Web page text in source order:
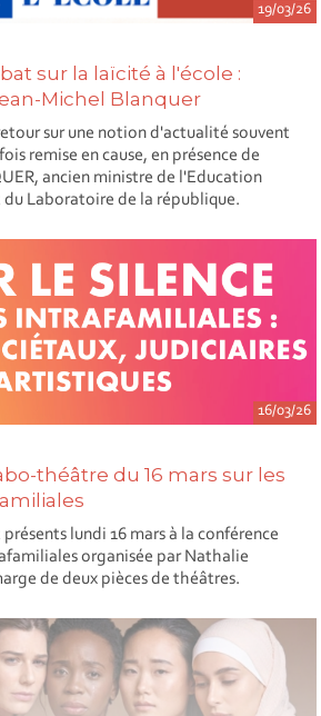
19/03/26
sur la laïcité à l'école :
Michel Blanquer
sur une notion d'actualité souvent
remise en cause, en présence de
ancien ministre de l'Education
Laboratoire de la république.
16/03/26
théâtre du 16 mars sur les
lundi 16 mars à la conférence
organisée par Nathalie
de deux pièces de théâtres.